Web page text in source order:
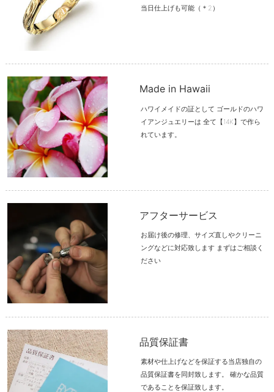
当日仕上げも可能（＊2）
Made in Hawaii
ハワイメイドの証として ゴールドのハワ
イアンジュエリーは 全て【14K】で作ら
れています。
アフターサービス
お届け後の修理、サイズ直しやクリーニ
ングなどに対応致します まずはご相談く
ださい
品質保証書
素材や仕上げなどを保証する当店独自の
品質保証書を同封致します。 確かな品質
であることを保証致します。